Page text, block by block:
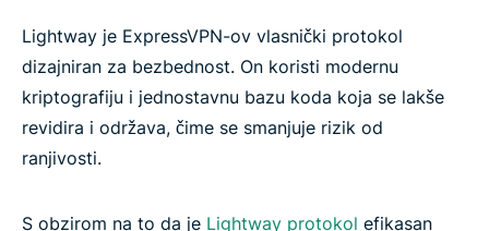
Lightway je ExpressVPN-ov vlasnički protokol
dizajniran za bezbednost. On koristi modernu
kriptografiju i jednostavnu bazu koda koja se lakše
revidira i održava, čime se smanjuje rizik od
ranjivosti.
S obzirom na to da je Lightway protokol efikasan